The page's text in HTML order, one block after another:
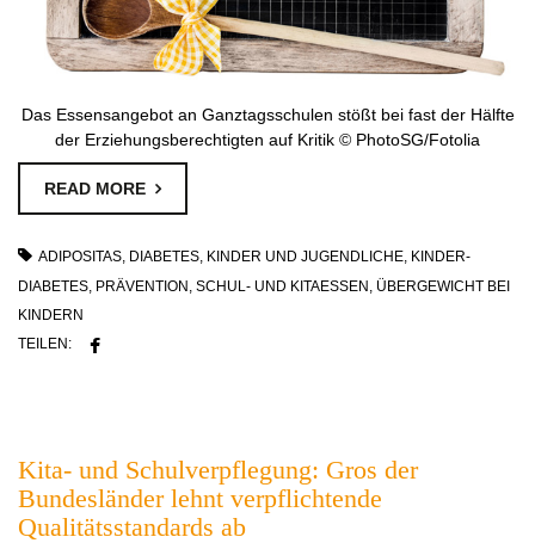
Das Essensangebot an Ganztagsschulen stößt bei fast der Hälfte
der Erziehungsberechtigten auf Kritik © PhotoSG/Fotolia
READ MORE
ADIPOSITAS DIABETES KINDER UND JUGENDLICHE KINDER-
DIABETES PRÄVENTION SCHUL- UND KITAESSEN ÜBERGEWICHT BEI
KINDERN
TEILEN:
Kita- und Schulverpflegung: Gros der
Bundesländer lehnt verpflichtende
Qualitätsstandards ab